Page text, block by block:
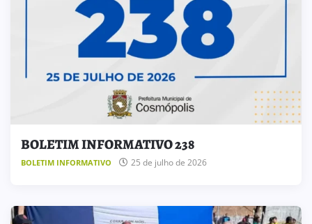
BOLETIM INFORMATIVO 238
BOLETIM INFORMATIVO 25 de julho de 2026